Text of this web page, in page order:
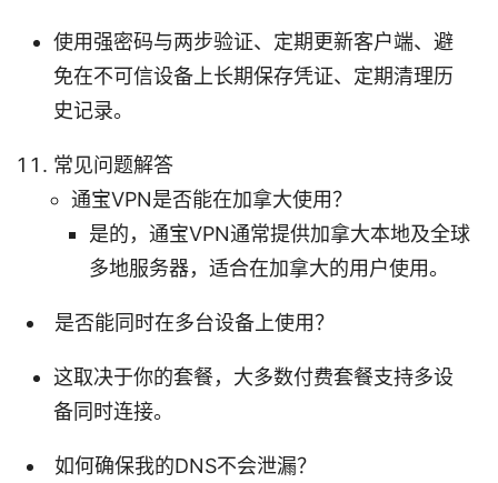
使用强密码与两步验证、定期更新客户端、避
免在不可信设备上长期保存凭证、定期清理历
史记录。
常见问题解答
通宝VPN是否能在加拿大使用？
是的，通宝VPN通常提供加拿大本地及全球
多地服务器，适合在加拿大的用户使用。
是否能同时在多台设备上使用？
这取决于你的套餐，大多数付费套餐支持多设
备同时连接。
如何确保我的DNS不会泄漏？